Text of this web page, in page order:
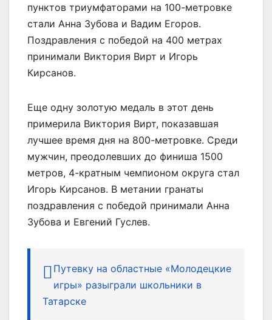
пунктов триумфаторами на 100-метровке
стали Анна Зубова и Вадим Егоров.
Поздравления с победой на 400 метрах
принимали Виктория Вирт и Игорь
Кирсанов.
Еще одну золотую медаль в этот день
примерила Виктория Вирт, показавшая
лучшее время дня на 800-метровке. Среди
мужчин, преодолевших до финиша 1500
метров, 4-кратным чемпионом округа стал
Игорь Кирсанов. В метании гранаты
поздравления с победой принимали Анна
Зубова и Евгений Гуслев.
Путевку на областные «Молодецкие
игры» разыграли школьники в
Татарске